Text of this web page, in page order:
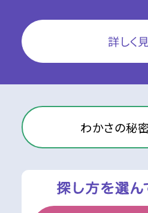
詳しく
わかさの秘